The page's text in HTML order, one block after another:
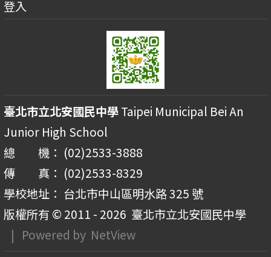
登入
臺北市立北安國民中學Taipei Municipal Bei An
Junior High School
總 機： (02)2533-3888
傳 真： (02)2533-8329
學校地址： 台北市中山區明水路 325 號
版權所有 © 2011 - 2026 臺北市立北安國民中學
| Powered by NetView